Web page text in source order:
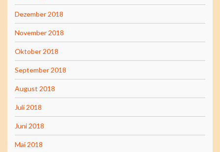
Dezember 2018
November 2018
Oktober 2018
September 2018
August 2018
Juli 2018
Juni 2018
Mai 2018